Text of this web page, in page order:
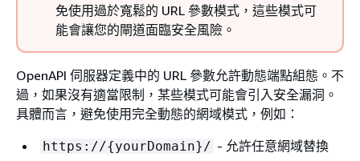
免使用過於寬鬆的 URL 參數模式，這些模式可
能會讓您的閘道面臨安全風險。
OpenAPI 伺服器定義中的 URL 參數允許動態端點組態。不
過，如果沒有適當限制，某些模式可能會引入安全漏洞。
具體而言，避免使用完全動態的網域模式，例如：
https://{yourDomain}/ - 允許任意網域替換